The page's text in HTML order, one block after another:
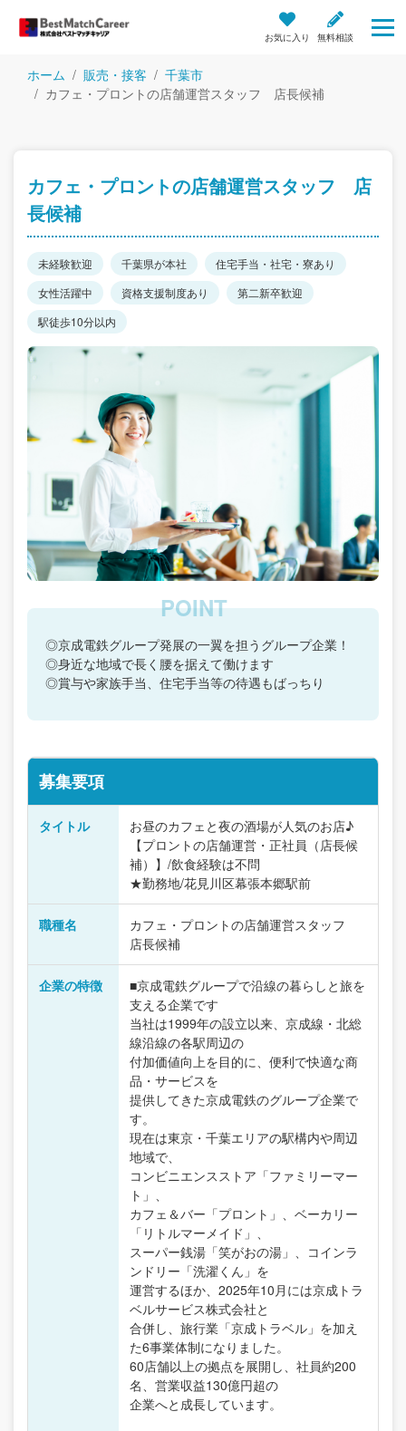
お気に入り 無料相談
ホーム 販売・接客
千葉市
カフェ・プロントの店舗運営スタッフ 店長候補
カフェ・プロントの店舗運営スタッフ 店
長候補
未経験歓迎 千葉県が本社
住宅手当・社宅・寮あり
女性活躍中
資格支援制度あり
第二新卒歓迎
駅徒歩10分以内
◎京成電鉄グループ発展の一翼を担うグループ企業！
◎身近な地域で長く腰を据えて働けます
◎賞与や家族手当、住宅手当等の待遇もばっちり
募集要項
タイトル
お昼のカフェと夜の酒場が人気のお店♪
【プロントの店舗運営・正社員（店長候
補）】/飲食経験は不問
★勤務地/花見川区幕張本郷駅前
職種名
カフェ・プロントの店舗運営スタッフ
店長候補
企業の特徴
■京成電鉄グループで沿線の暮らしと旅を
支える企業です
当社は1999年の設立以来、京成線・北総
線沿線の各駅周辺の
付加価値向上を目的に、便利で快適な商
品・サービスを
提供してきた京成電鉄のグループ企業で
す。
現在は東京・千葉エリアの駅構内や周辺
地域で、
コンビニエンスストア「ファミリーマー
ト」、
カフェ＆バー「プロント」、ベーカリー
「リトルマーメイド」、
スーパー銭湯「笑がおの湯」、コインラ
ンドリー「洗濯くん」を
運営するほか、2025年10月には京成トラ
ベルサービス株式会社と
合併し、旅行業「京成トラベル」を加え
た6事業体制になりました。
60店舗以上の拠点を展開し、社員約200
名、営業収益130億円超の
企業へと成長しています。